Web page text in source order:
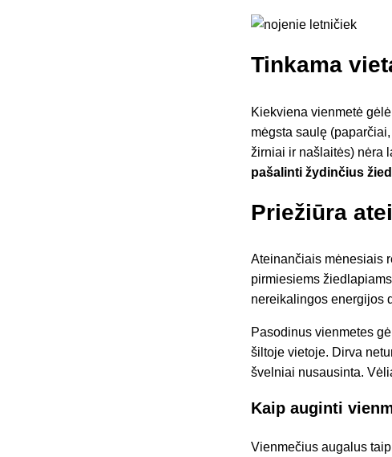
Tinkama
Kiekviena vienmetė
mėgsta saulę
žirniai ir našlaitės) nėra
pašalinti žydinčius
Priežiūra
Ateinančiais mėnesiais
pirmiesiems
nereikalingos energijos
Pasodinus vienmetes
šiltoje vietoje. Dirva
švelniai nusausinta.
Kaip auginti
Vienmečius augalus